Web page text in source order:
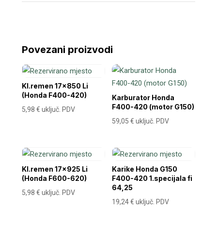
Povezani proizvodi
Kl.remen 17×850 Li
(Honda F400-420)
5,98 € uključ. PDV
Karburator Honda
F400-420 (motor G150)
59,05€ uključ. PDV
Kl.remen 17×925 Li
(Honda F600-620)
5,98 € uključ. PDV
Karike Honda G150
F400-420 1.specijala fi
64,25
19,24€ uključ. PDV